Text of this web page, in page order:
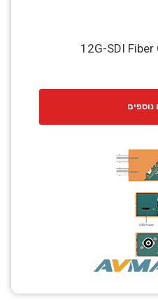
Professional
12G-SDI
נוספים